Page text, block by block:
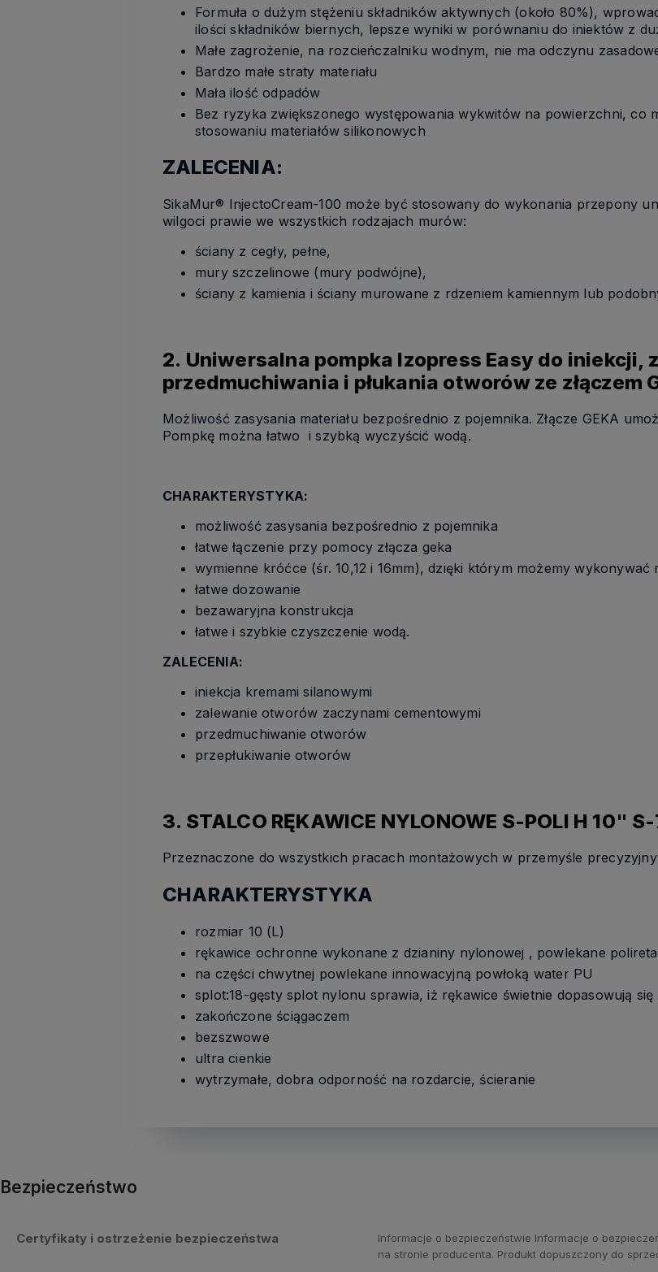
Formuła o dużym stężeniu składników aktywnych (około 80%),
ilości składników biernych, lepsze wyniki w porównaniu do iniektów z
Małe zagrożenie, na rozcieńczalniku wodnym, nie ma odczynu
Bardzo małe straty materiału
Mała ilość odpadów
Bez ryzyka zwiększonego występowania wykwitów na powierzchni, co
stosowaniu materiałów silikonowych
ZALECENIA:
SikaMur® InjectoCream-100 może być stosowany do wykonania przepony
wilgoci prawie we wszystkich rodzajach murów:
ściany z cegły, pełne,
mury szczelinowe (mury podwójne),
ściany z kamienia i ściany murowane z rdzeniem kamiennym lub
2. Uniwersalna pompka Izopress Easy do iniekcji,
przedmuchiwania i płukania otworów ze złączem
Możliwość zasysania materiału bezpośrednio z pojemnika. Złącze GEKA
Pompkę można łatwo i szybką wyczyścić wodą.
CHARAKTERYSTYKA:
możliwość zasysania bezpośrednio z pojemnika
łatwe łączenie przy pomocy złącza geka
wymienne króćce (śr. 10,12 i 16mm), dzięki którym możemy wykonywać
łatwe dozowanie
bezawaryjna konstrukcja
łatwe i szybkie czyszczenie wodą.
ZALECENIA:
iniekcja kremami silanowymi
zalewanie otworów zaczynami cementowymi
przedmuchiwanie otworów
przepłukiwanie otworów
3. STALCO RĘKAWICE NYLONOWE S-POLI H 10"
Przeznaczone do wszystkich pracach montażowych w przemyśle
CHARAKTERYSTYKA
rozmiar 10 (L)
rękawice ochronne wykonane z dzianiny nylonowej , powlekane
na części chwytnej powlekane innowacyjną powłoką water PU
splot:18-gęsty splot nylonu sprawia, iż rękawice świetnie dopasowują się
zakończone ściągaczem
bezszwowe
ultra cienkie
wytrzymałe, dobra odporność na rozdarcie, ścieranie
Bezpieczeństwo
Certyfikaty i ostrzeżenie bezpieczeństwa
Informacje o bezpieczeństwie Informacje o
na stronie producenta. Produkt dopuszczony do